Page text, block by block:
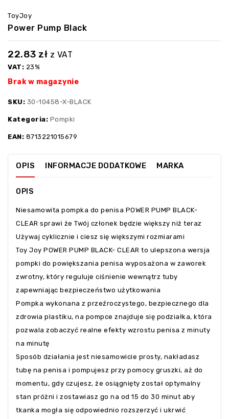
ToyJoy
Power Pump Black
22.83 zł z VAT
VAT: 23%
Brak w magazynie
SKU: 30-10458-X-BLACK
Kategoria: Pompki
EAN: 8713221015679
OPIS INFORMACJE DODATKOWE MARKA
OPIS
Niesamowita pompka do penisa POWER PUMP BLACK-
CLEAR sprawi że Twój członek będzie większy niż teraz
Używaj cyklicznie i ciesz się większymi rozmiarami
Toy Joy POWER PUMP BLACK- CLEAR to ulepszona wersja
pompki do powiększania penisa wyposażona w zaworek
zwrotny, który reguluje ciśnienie wewnątrz tuby
zapewniając bezpieczeństwo użytkowania
Pompka wykonana z przeźroczystego, bezpiecznego dla
zdrowia plastiku, na pompce znajduje się podziałka, która
pozwala zobaczyć realne efekty wzrostu penisa z minuty
na minutę
Sposób działania jest niesamowicie prosty, nakładasz
tubę na penisa i pompujesz przy pomocy gruszki, aż do
momentu, gdy czujesz, że osiągnięty został optymalny
stan próżni i zostawiasz go na od 15 do 30 minut aby
tkanka mogła się odpowiednio rozszerzyć i ukrwić